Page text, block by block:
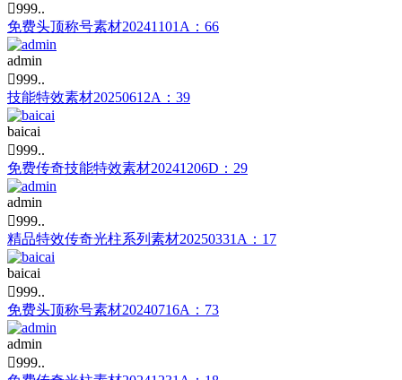
999..
免费头顶称号素材20241101A：66
admin
999..
技能特效素材20250612A：39
baicai
999..
免费传奇技能特效素材20241206D：29
admin
999..
精品特效传奇光柱系列素材20250331A：17
baicai
999..
免费头顶称号素材20240716A：73
admin
999..